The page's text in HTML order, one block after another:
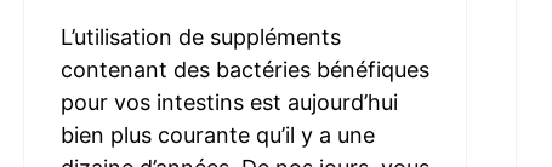
L’utilisation de suppléments
contenant des bactéries bénéfiques
pour vos intestins est aujourd’hui
bien plus courante qu’il y a une